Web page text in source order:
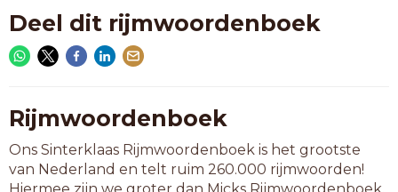
15-letterwoorden
spaarinspanning
vleugelspanning
cockpitbemanning
krachtinspanning
voedingsspanning
vredesinspanning
Deel dit rijmwoordenboek
Rijmwoordenboek
Ons Sinterklaas Rijmwoordenboek is het grootste
van Nederland en telt ruim 260.000 rijmwoorden!